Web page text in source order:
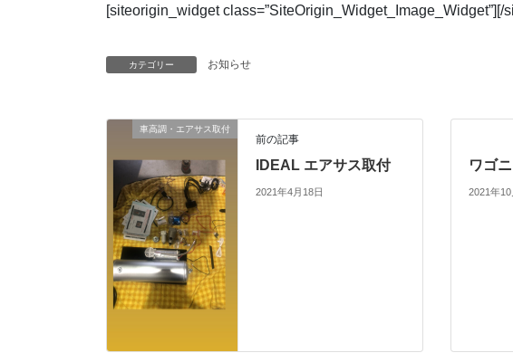
[siteorigin_widget class=”SiteOrigin_Widget_Image_Widget”] [/
カテゴリー お知らせ
車高調・エアサス取付
前の記事
IDEAL エアサス取付
2021年4月18日
ワゴ
2021年10